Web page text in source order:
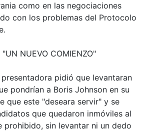
como en las negociaciones
con los problemas del Protocolo
NUEVO COMIENZO"
pidió que levantaran
pondrían a Boris Johnson en su
que este "deseara servir" y se
que quedaron inmóviles al
prohibido, sin levantar ni un dedo